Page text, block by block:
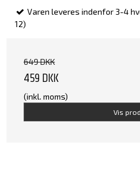
Varen leveres indenfor 3-4
12)
649 DKK
459 DKK
(inkl. moms)
Vis